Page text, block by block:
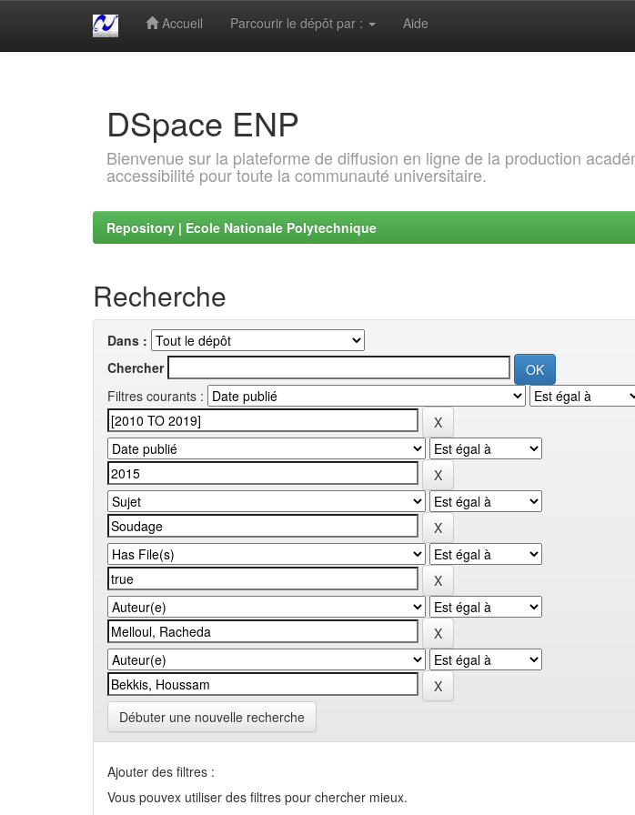
Accueil Parcourir le dépôt par : Aide
DSpace ENP
Bienvenue sur la plateforme de diffusion en ligne de la production
accessibilité pour toute la communauté universitaire.
Repository | Ecole Nationale Polytechnique
Recherche
Dans :
Chercher
Filtres courants :
Débuter une nouvelle recherche
Ajouter des filtres :
Vous pouvex utiliser des filtres pour chercher mieux.